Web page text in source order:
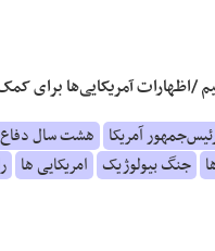
/اظهارات آمریکایی‌ها برای
آمریکا هشت سال
جنگ بیولوژیک امریکایی ها